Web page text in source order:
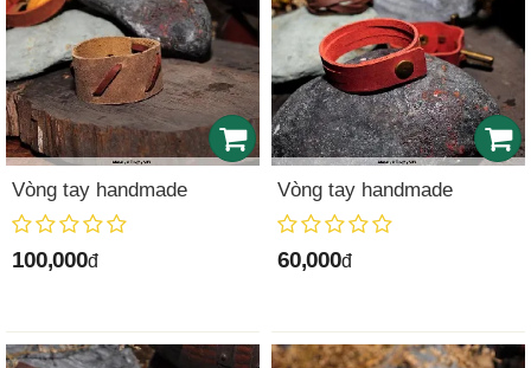
Vòng tay handmade
100,000đ
Vòng tay handmade
60,000đ